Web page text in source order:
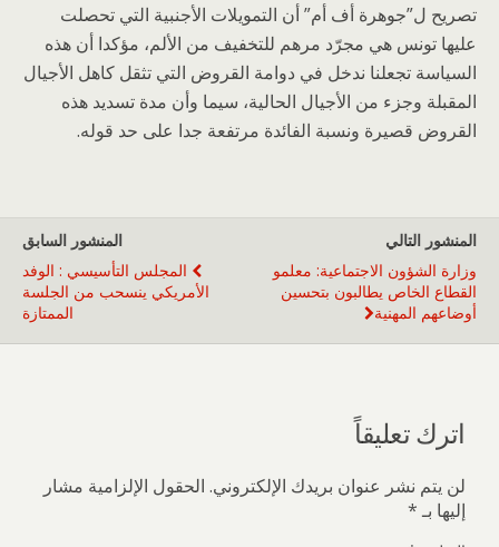
تصريح ل”جوهرة أف أم” أن التمويلات الأجنبية التي تحصلت
عليها تونس هي مجرّد مرهم للتخفيف من الألم، مؤكدا أن هذه
السياسة تجعلنا ندخل في دوامة القروض التي تثقل كاهل الأجيال
المقبلة وجزء من الأجيال الحالية، سيما وأن مدة تسديد هذه
القروض قصيرة ونسبة الفائدة مرتفعة جدا على حد قوله.
المنشور السابق
المجلس التأسيسي : الوفد
الأمريكي ينسحب من الجلسة
الممتازة
المنشور التالي
وزارة الشؤون الاجتماعية: معلمو
القطاع الخاص يطالبون بتحسين
أوضاعهم المهنية
اترك تعليقاً
لن يتم نشر عنوان بريدك الإلكتروني. الحقول الإلزامية مشار
إليها بـ*